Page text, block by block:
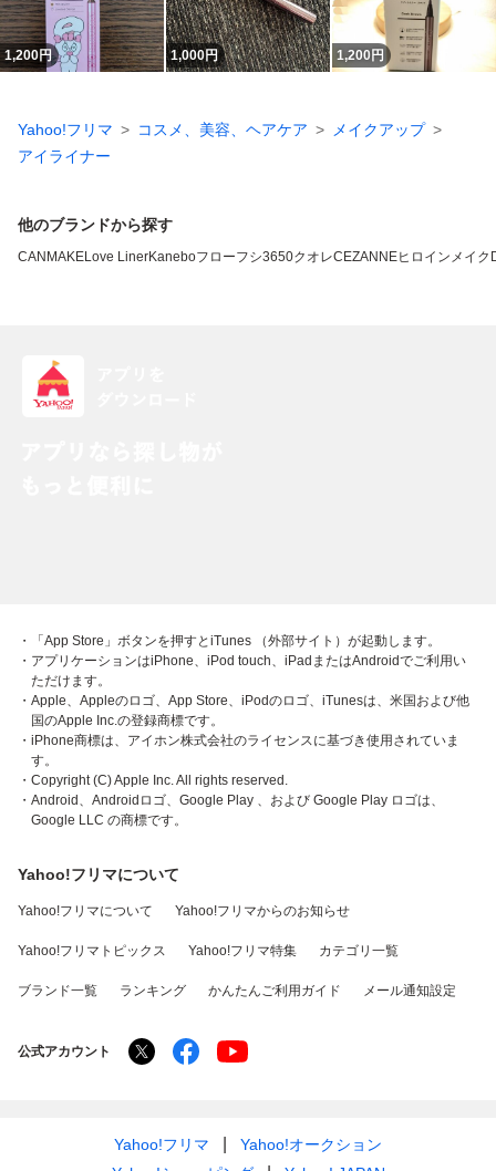
1,200円 1,000円 1,200 円
Yahoo!フリマ コスメ、美容、ヘアケア
メイクアップ
アイライナー
他のブランドから探す
CANMAKELove LinerKaneboフローフシ3650クオレCEZANNEヒロインメイク
・「App Store」ボタンを押すとiTunes （外部サイト）が起動します。
・アプリケーションはiPhone、iPod touch、iPadまたはAndroidでご利用い
ただけます。
・Apple、Appleのロゴ、App Store、iPodのロゴ、iTunesは、米国および他
国のApple Inc.の登録商標です。
・iPhone商標は、アイホン株式会社のライセンスに基づき使用されていま
す。
・Copyright (C) Apple Inc. All rights reserved.
・Android、Androidロゴ、Google Play 、および Google Play ロゴは、
Google LLC の商標です。
Yahoo!フリマについて
Yahoo!フリマについて Yahoo!フリマからのお知らせ
Yahoo!フリマトピックス Yahoo!フリマ特集 カテゴリ一覧
ブランド一覧 ランキング かんたんご利用ガイド メール通知設定
公式アカウント
Yahoo!フリマ
Yahoo!オークション